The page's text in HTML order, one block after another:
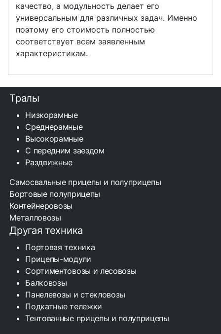
качество, а модульность делает его
универсальным для различных задач. Именно
поэтому его стоимость полностью
соответствует всем заявленным
характеристикам.
Тралы
Низкорамные
Среднерамные
Высокорамные
С передним заездом
Раздвижные
Самосвальные прицепы и полуприцепы
Бортовые полуприцепы
Контейнеровозы
Металловозы
Другая техника
Портовая техника
Прицепы-модули
Сортиментовозы и лесовозы
Балковозы
Панелевозы и стекловозы
Подкатные тележки
Тентованные прицепы и полуприцепы